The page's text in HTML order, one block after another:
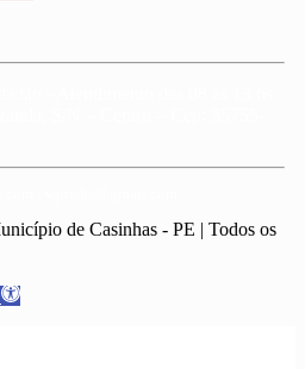
de Casinhas - PE | Todos os